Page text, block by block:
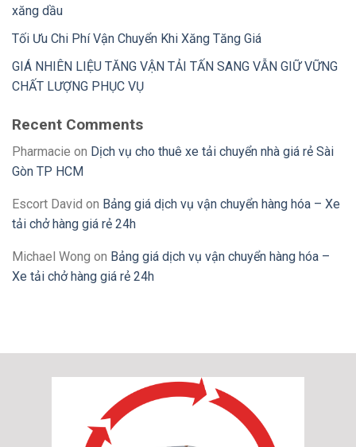
xăng dầu
Tối Ưu Chi Phí Vận Chuyển Khi Xăng Tăng Giá
GIÁ NHIÊN LIỆU TĂNG VẬN TẢI TẤN SANG VẪN GIỮ VỮNG
CHẤT LƯỢNG PHỤC VỤ
Recent Comments
Pharmacie on Dịch vụ cho thuê xe tải chuyển nhà giá rẻ Sài
Gòn TP HCM
Escort David on Bảng giá dịch vụ vận chuyển hàng hóa – Xe
tải chở hàng giá rẻ 24h
Michael Wong on Bảng giá dịch vụ vận chuyển hàng hóa –
Xe tải chở hàng giá rẻ 24h